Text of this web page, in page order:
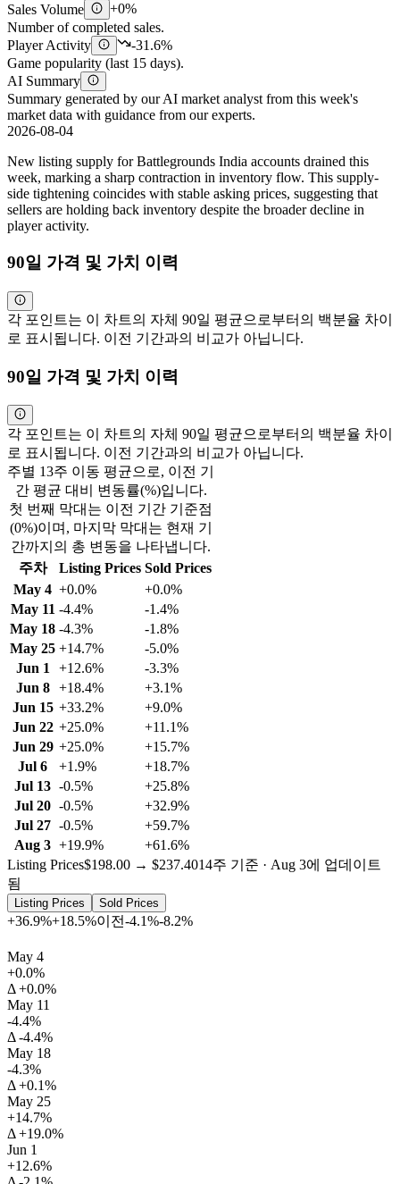
Sales Volume
+0%
Number of completed sales.
Player Activity
-31.6%
Game popularity (last 15 days).
AI Summary
Summary generated by our AI market analyst from this week's
market data with guidance from our experts.
2026-08-04
New listing supply for Battlegrounds India accounts drained this
week, marking a sharp contraction in inventory flow. This supply-
side tightening coincides with stable asking prices, suggesting that
sellers are holding back inventory despite the broader decline in
player activity.
90일 가격 및 가치 이력
각 포인트는 이 차트의 자체 90일 평균으로부터의 백분율 차이
로 표시됩니다. 이전 기간과의 비교가 아닙니다.
90일 가격 및 가치 이력
각 포인트는 이 차트의 자체 90일 평균으로부터의 백분율 차이
로 표시됩니다. 이전 기간과의 비교가 아닙니다.
주별 13주 이동 평균으로, 이전 기
간 평균 대비 변동률(%)입니다.
첫 번째 막대는 이전 기간 기준점
(0%)이며, 마지막 막대는 현재 기
간까지의 총 변동을 나타냅니다.
주차
Listing Prices Sold Prices
May 4 +0.0%
+0.0%
May 11 -4.4%
-1.4%
May 18 -4.3%
-1.8%
May 25 +14.7%
-5.0%
Jun 1
+12.6%
-3.3%
Jun 8
+18.4%
+3.1%
Jun 15 +33.2%
+9.0%
Jun 22 +25.0%
+11.1%
Jun 29 +25.0%
+15.7%
Jul 6
+1.9%
+18.7%
Jul 13 -0.5%
+25.8%
Jul 20 -0.5%
+32.9%
Jul 27 -0.5%
+59.7%
Aug 3 +19.9%
+61.6%
Listing Prices$198.00 → $237.4014주 기준 · Aug 3에 업데이트
됨
Listing Prices Sold Prices
+36.9%+18.5%이전-4.1%-8.2%
May 4
+0.0%
Δ +0.0%
May 11
-4.4%
Δ -4.4%
May 18
-4.3%
Δ +0.1%
May 25
+14.7%
Δ +19.0%
Jun 1
+12.6%